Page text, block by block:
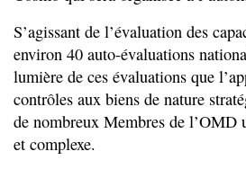
S’agissant de l’évaluation des
environ 40 auto-évaluations
lumière de ces évaluations que
contrôles aux biens de nature
de nombreux Membres de l’OMD
et complexe.